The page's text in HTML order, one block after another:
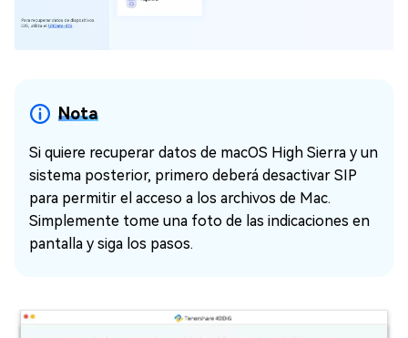
Nota
Si quiere recuperar datos de macOS High Sierra y un
sistema posterior, primero deberá desactivar SIP
para permitir el acceso a los archivos de Mac.
Simplemente tome una foto de las indicaciones en
pantalla y siga los pasos.